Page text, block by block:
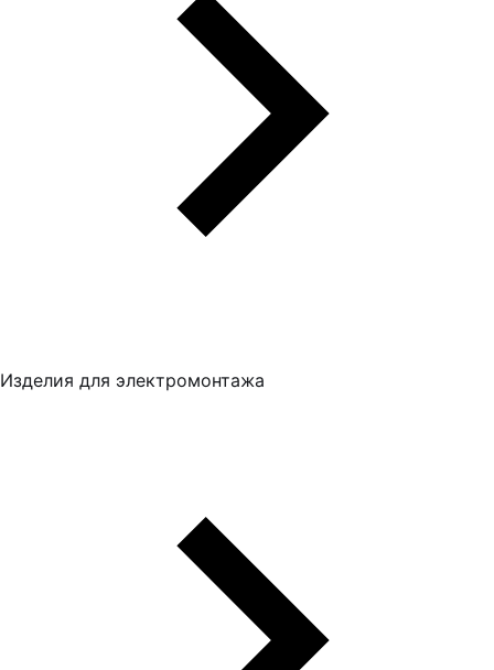
Изделия для электромонтажа